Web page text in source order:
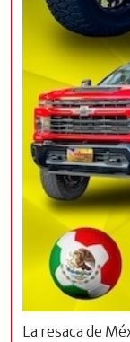
La resaca de